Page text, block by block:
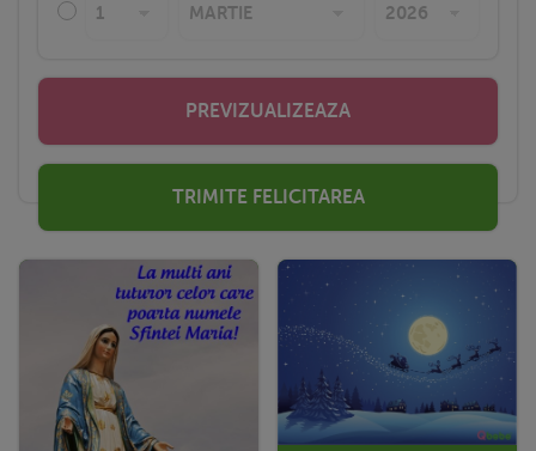
PREVIZUALIZEAZA
TRIMITE FELICITAREA